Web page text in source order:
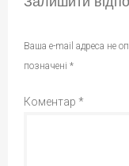
Ваша e-mail адреса не
позначені *
Коментар *